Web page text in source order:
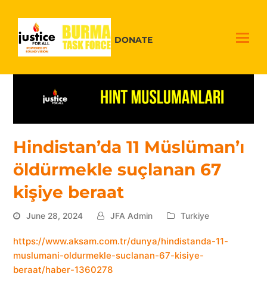
DONATE
Hindistan’da 11 Müslüman’ı
öldürmekle suçlanan 67
kişiye beraat
June 28, 2024 JFA Admin Turkiye
https://www.aksam.com.tr/dunya/hindistanda-11-
muslumani-oldurmekle-suclanan-67-kisiye-
beraat/haber-1360278